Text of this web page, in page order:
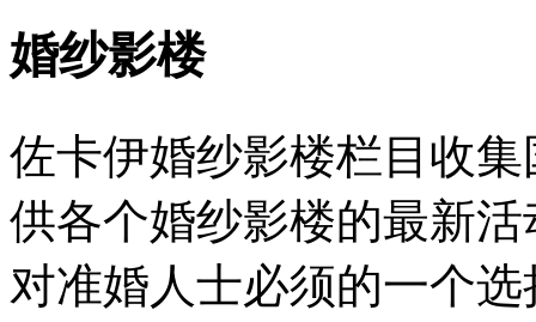
婚纱影楼
佐卡伊婚纱影楼栏目收
供各个婚纱影楼的最新
对准婚人士必须的一个